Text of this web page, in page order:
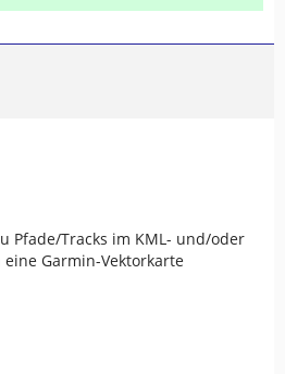
Pfade/Tracks im KML- und/oder
eine Garmin-Vektorkarte